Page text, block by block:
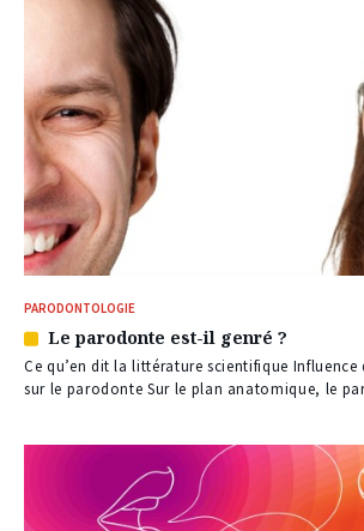
PARODONTOLOGIE
Article
réservé
à
Le parodonte est-il genré ?
Ce qu’en dit la littérature scientifique
sur le parodonte Sur le plan anatomique, le